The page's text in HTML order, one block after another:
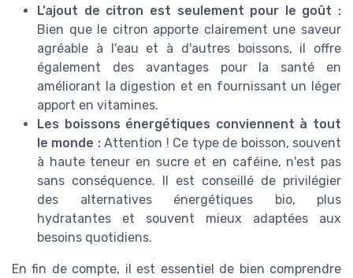
L’ajout de citron est seulement pour le goût :
Bien que le citron apporte clairement une saveur
agréable à l'eau et à d'autres boissons, il offre
également des avantages pour la santé en
améliorant la digestion et en fournissant un léger
apport en vitamines.
Les boissons énergétiques conviennent à tout
le monde :Attention ! Ce type de boisson, souvent
à haute teneur en sucre et en caféine, n'est pas
sans conséquence. Il est conseillé de privilégier
des alternatives énergétiques bio, plus
hydratantes et souvent mieux adaptées aux
besoins quotidiens.
En fin de compte, il est essentiel de bien comprendre